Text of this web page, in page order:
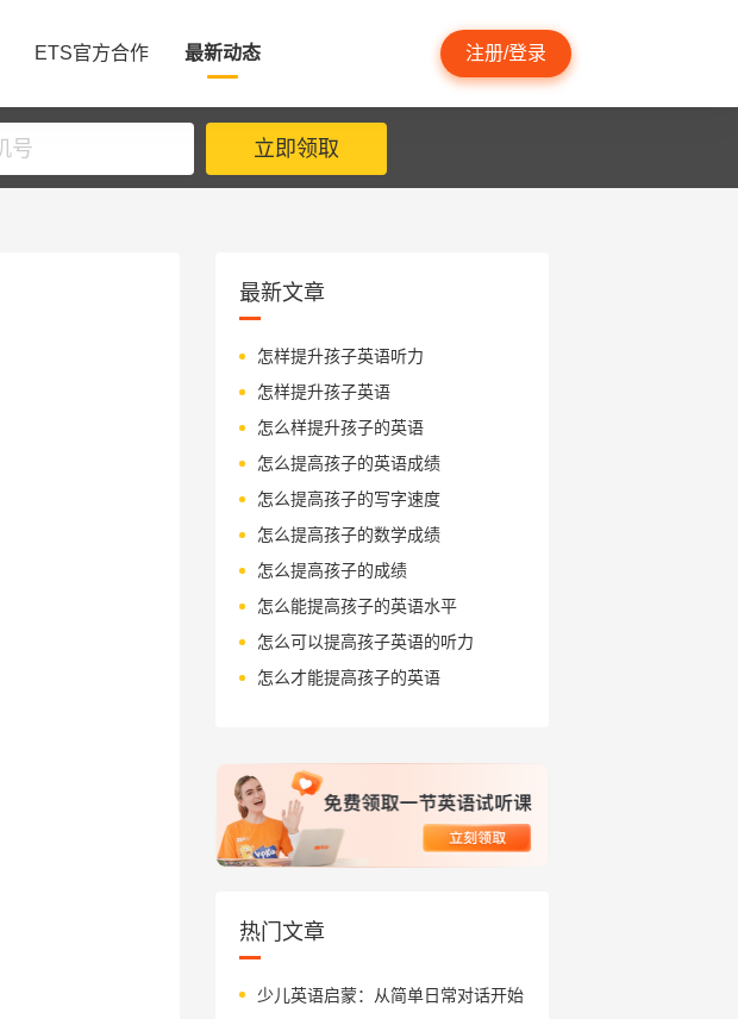
ETS官方合作 最新动态 注册/登录
立即领取
最新文章
怎样提升孩子英语听力
怎样提升孩子英语
怎么样提升孩子的英语
怎么提高孩子的英语成绩
怎么提高孩子的写字速度
怎么提高孩子的数学成绩
怎么提高孩子的成绩
怎么能提高孩子的英语水平
怎么可以提高孩子英语的听力
怎么才能提高孩子的英语
热门文章
少儿英语启蒙：从简单日常对话开始